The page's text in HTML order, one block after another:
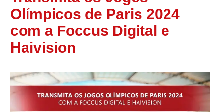
3Way
Ateme
Belden
Enensys
ERI
Olímpicos de Paris 2024
com a Foccus Digital e
Haivision